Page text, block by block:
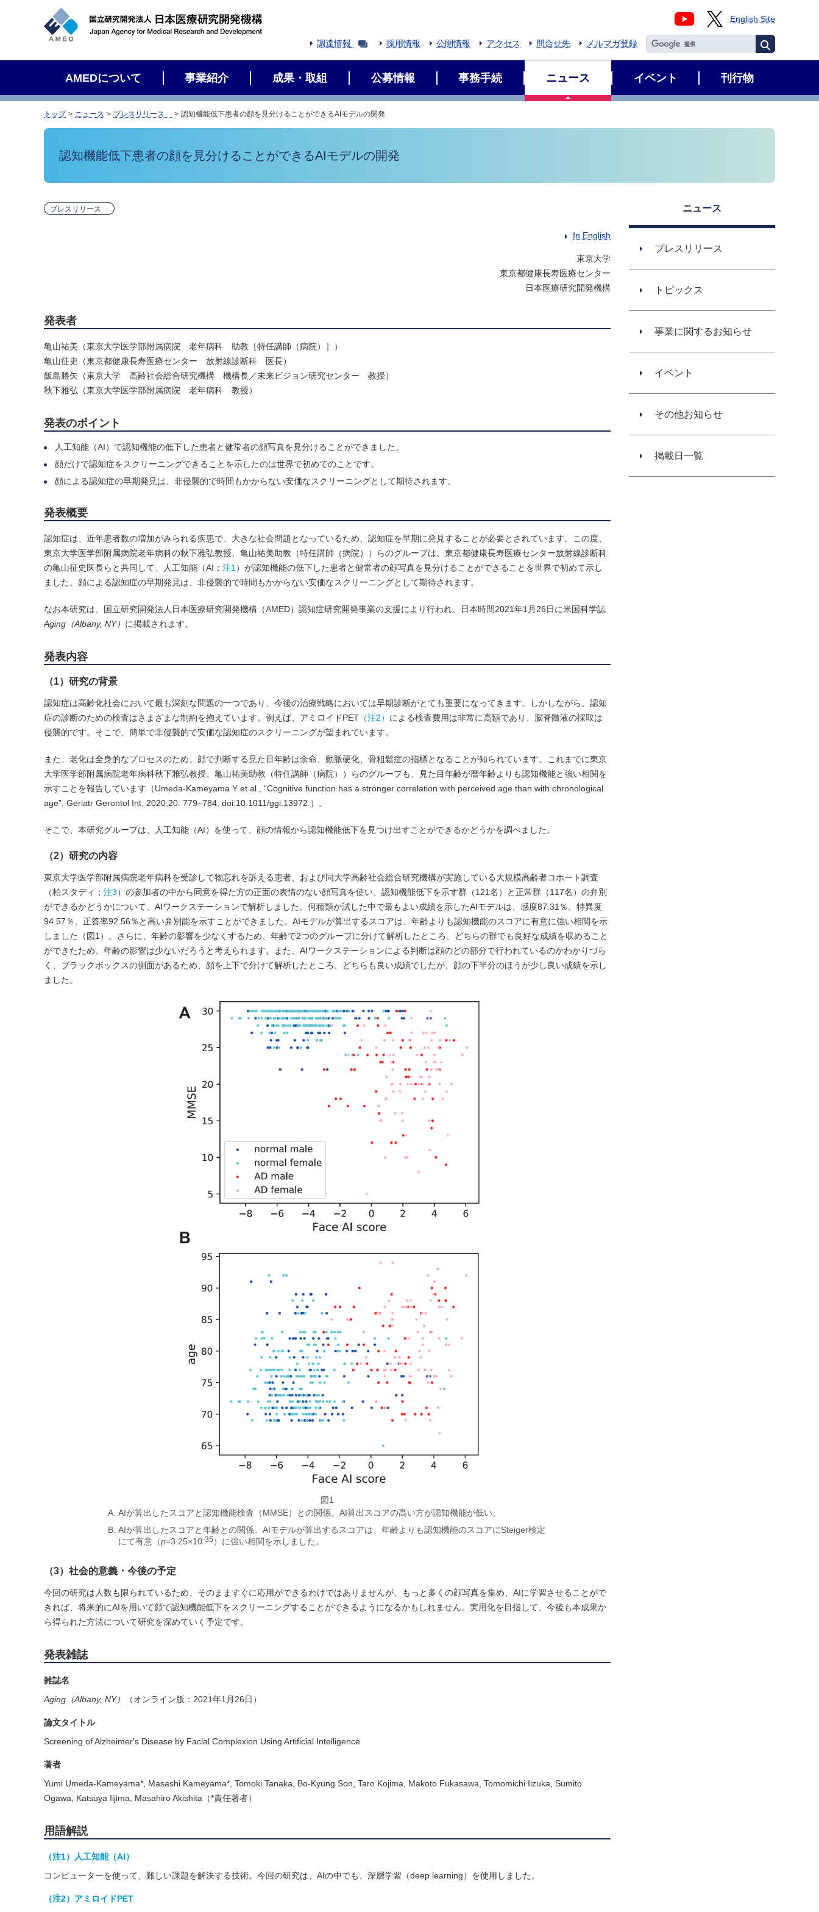
English Site
調達情報 採用情報 公開情報 アクセス 問合せ先 メルマガ登録
AMEDについて 事業紹介 成果・取組 公募情報 事務手続 ニュース イベント 刊行物
トップ ニュース プレスリリース 認知機能低下患者の顔を見分けることができるAIモデルの開発
認知機能低下患者の顔を見分けることができるAIモデルの開発
プレスリリース
In English
東京大学
東京都健康長寿医療センター
日本医療研究開発機構
発表者
亀山祐美（東京大学医学部附属病院 老年病科 助教［特任講師（病院）］）
亀山征史（東京都健康長寿医療センター 放射線診断科 医長）
飯島勝矢（東京大学 高齢社会総合研究機構 機構長／未来ビジョン研究センター 教授）
秋下雅弘（東京大学医学部附属病院 老年病科 教授）
発表のポイント
人工知能（AI）で認知機能の低下した患者と健常者の顔写真を見分けることができました。
顔だけで認知症をスクリーニングできることを示したのは世界で初めてのことです。
顔による認知症の早期発見は、非侵襲的で時間もかからない安価なスクリーニングとして期待されます。
発表概要
認知症は、近年患者数の増加がみられる疾患で、大きな社会問題となっているため、認知症を早期に発見することが必要とされています。この度、
東京大学医学部附属病院老年病科の秋下雅弘教授、亀山祐美助教（特任講師（病院））らのグループは、東京都健康長寿医療センター放射線診断科
の亀山征史医長らと共同して、人工知能（AI； 注1）が認知機能の低下した患者と健常者の顔写真を見分けることができることを世界で初めて示し
ました。顔による認知症の早期発見は、非侵襲的で時間もかからない安価なスクリーニングとして期待されます。
なお本研究は、国立研究開発法人日本医療研究開発機構（AMED）認知症研究開発事業の支援により行われ、日本時間2021年1月26日に米国科学誌
Aging（Albany, NY） に掲載されます。
発表内容
（1）研究の背景
認知症は高齢化社会において最も深刻な問題の一つであり、今後の治療戦略においては早期診断がとても重要になってきます。しかしながら、認知
症の診断のための検査はさまざまな制約を抱えています。例えば、アミロイドPET （注2） による検査費用は非常に高額であり、脳脊髄液の採取は
侵襲的です。そこで、簡単で非侵襲的で安価な認知症のスクリーニングが望まれています。
また、老化は全身的なプロセスのため、顔で判断する見た目年齢は余命、動脈硬化、骨粗鬆症の指標となることが知られています。これまでに東京
大学医学部附属病院老年病科秋下雅弘教授、亀山祐美助教（特任講師（病院））らのグループも、見た目年齢が暦年齢よりも認知機能と強い相関を
示すことを報告しています（Umeda-Kameyama Y et al., “Cognitive function has a stronger correlation with perceived age than with chronological
age”, Geriatr Gerontol Int, 2020;20: 779–784, doi:10.1011/ggi.13972.）。
そこで、本研究グループは、人工知能（AI）を使って、顔の情報から認知機能低下を見つけ出すことができるかどうかを調べました。
（2）研究の内容
東京大学医学部附属病院老年病科を受診して物忘れを訴える患者、および同大学高齢社会総合研究機構が実施している大規模高齢者コホート調査
（柏スタディ； 注3）の参加者の中から同意を得た方の正面の表情のない顔写真を使い、認知機能低下を示す群（121名）と正常群（117名）の弁別
ができるかどうかについて、AIワークステーションで解析しました。何種類か試した中で最もよい成績を示したAIモデルは、感度87.31％、特異度
94.57％、正答率92.56％と高い弁別能を示すことができました。AIモデルが算出するスコアは、年齢よりも認知機能のスコアに有意に強い相関を示
しました（図1）。さらに、年齢の影響を少なくするため、年齢で2つのグループに分けて解析したところ、どちらの群でも良好な成績を収めること
ができたため、年齢の影響は少ないだろうと考えられます。また、AIワークステーションによる判断は顔のどの部分で行われているのかわかりづら
く、ブラックボックスの側面があるため、顔を上下で分けて解析したところ、どちらも良い成績でしたが、顔の下半分のほうが少し良い成績を示し
ました。
図1
AIが算出したスコアと認知機能検査（MMSE）との関係。AI算出スコアの高い方が認知機能が低い。
AIが算出したスコアと年齢との関係。AIモデルが算出するスコアは、年齢よりも認知機能のスコアにSteiger検定
にて有意（p=3.25×10-35 ）に強い相関を示しました。
（3）社会的意義・今後の予定
今回の研究は人数も限られているため、そのまますぐに応用ができるわけではありませんが、もっと多くの顔写真を集め、AIに学習させることがで
きれば、将来的にAIを用いて顔で認知機能低下をスクリーニングすることができるようになるかもしれません。実用化を目指して、今後も本成果か
ら得られた方法について研究を深めていく予定です。
発表雑誌
雑誌名
Aging（Albany, NY）
（オンライン版：2021年1月26日）
論文タイトル
Screening of Alzheimer's Disease by Facial Complexion Using Artificial Intelligence
著者
Yumi Umeda-Kameyama*, Masashi Kameyama*, Tomoki Tanaka, Bo‐Kyung Son, Taro Kojima, Makoto Fukasawa, Tomomichi Iizuka, Sumito
Ogawa, Katsuya Iijima, Masahiro Akishita（*責任著者）
用語解説
（注1）人工知能（AI）
コンピューターを使って、難しい課題を解決する技術。今回の研究は、AIの中でも、深層学習（deep learning）を使用しました。
（注2）アミロイドPET
ニュース
プレスリリース
トピックス
事業に関するお知らせ
イベント
その他お知らせ
掲載日一覧